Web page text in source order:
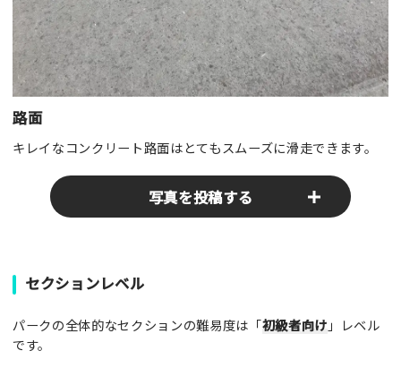
路面
キレイなコンクリート路面はとてもスムーズに滑走できます。
写真を投稿する
パークやスポットの写真をぜひお送りください！あなたの写真
がみんなの参考となります！
写真
セクションレベル
パークの全体的なセクションの難易度は「初級者向け 」レベル
です。